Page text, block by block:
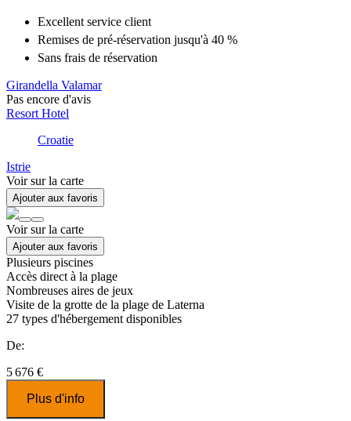
Excellentservice client
Remises de pré-réservation jusqu'à 40 %
Sans frais de réservation
Girandella Valamar
Pas encore d'avis
Resort Hotel
Croatie
Istrie
Voir sur la carte
Ajouter aux favoris
Voir sur la carte
Ajouter aux favoris
Plusieurs piscines
Accès direct à la plage
Nombreuses aires de jeux
Visite de la grotte de la plage de Laterna
27 types d'hébergement disponibles
De:
5 676 €
Plus d'info